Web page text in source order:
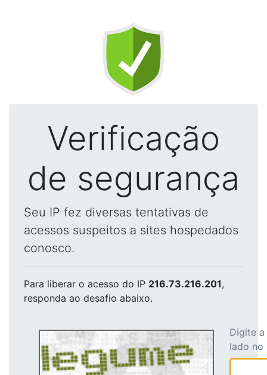
Verificação
de segurança
Seu IP fez diversas tentativas de
acessos suspeitos a sites hospedados
conosco.
Para liberar o acesso do IP 216.73.216.201,
responda ao desafio abaixo.
Digite
lado no